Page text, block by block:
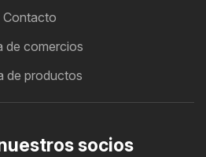
Contacto
de comercios
de productos
socios